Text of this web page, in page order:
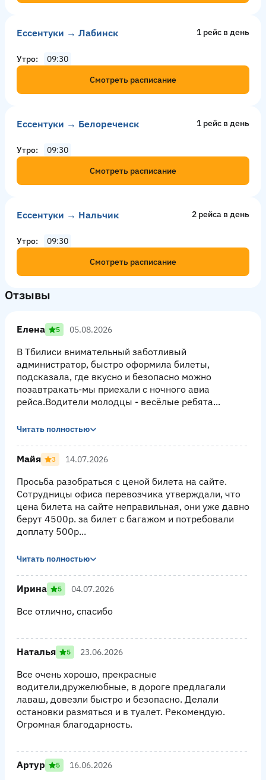
Ессентуки → Лабинск 1 рейс в день
Утро
09:30
Смотреть расписание
Ессентуки → Белореченск 1 рейс в день
Утро
09:30
Смотреть расписание
Ессентуки → Нальчик 2 рейсa в день
Утро
09:30
Смотреть расписание
Отзывы
Елена 5 05.08.2026
В Тбилиси внимательный заботливый
администратор, быстро оформила билеты,
подсказала, где вкусно и безопасно можно
позавтракать-мы приехали с ночного авиа
рейса.Водители молодцы - весёлые ребята...
Читать полностью
Майя 3 14.07.2026
Просьба разобраться с ценой билета на сайте.
Сотрудницы офиса перевозчика утверждали, что
цена билета на сайте неправильная, они уже давно
берут 4500р. за билет с багажом и потребовали
доплату 500р...
Читать полностью
Ирина 5 04.07.2026
Все отлично, спасибо
Наталья 5 23.06.2026
Все очень хорошо, прекрасные
водители,дружелюбные, в дороге предлагали
лаваш, довезли быстро и безопасно. Делали
остановки размяться и в туалет. Рекомендую.
Огромная благодарность.
Артур 5 16.06.2026